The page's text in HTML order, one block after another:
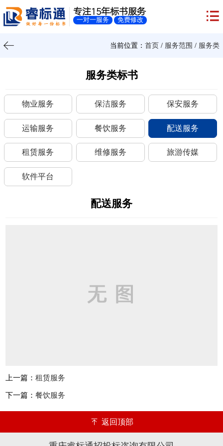
专注15年标书服务
一对一服务 免费修改
当前位置： 首页 / 服务范围 / 服务类
服务类标书
物业服务 保洁服务 保安服务
运输服务 餐饮服务 配送服务
租赁服务 维修服务 旅游传媒
软件平台
配送服务
上一篇：租赁服务
下一篇：餐饮服务
返回顶部